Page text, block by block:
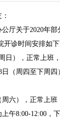
厅关于2020年
诊时间安排如下
日），正常上班
日（周四至下周
六），正常上班
午8:00-12:00，下